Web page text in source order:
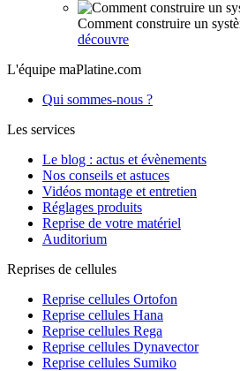
Comment construire un
découvre
L'équipe maPlatine.com
Qui sommes-nous ?
Les services
Le blog : actus et évènements
Nos conseils et astuces
Vidéos montage et entretien
Réglages produits
Reprise de votre matériel
Auditorium
Reprises de cellules
Reprise cellules Ortofon
Reprise cellules Hana
Reprise cellules Rega
Reprise cellules Dynavector
Reprise cellules Sumiko